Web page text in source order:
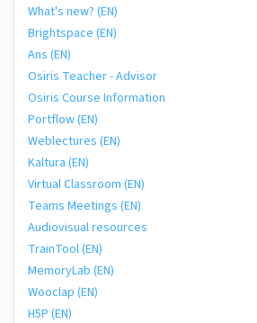
What's new? (EN)
Brightspace (EN)
Ans (EN)
Osiris Teacher - Advisor
Osiris Course Information
Portflow (EN)
Weblectures (EN)
Kaltura (EN)
Virtual Classroom (EN)
Teams Meetings (EN)
Audiovisual resources
TrainTool (EN)
MemoryLab (EN)
Wooclap (EN)
H5P (EN)